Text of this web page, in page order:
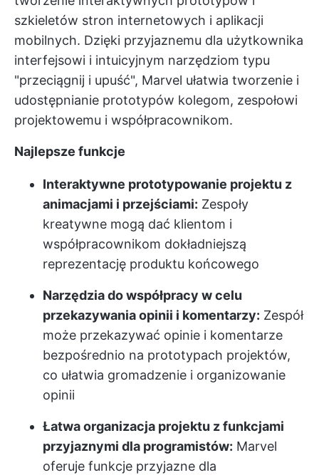
szkieletów stron internetowych i aplikacji
mobilnych. Dzięki przyjaznemu dla użytkownika
interfejsowi i intuicyjnym narzędziom typu
"przeciągnij i upuść", Marvel ułatwia tworzenie i
udostępnianie prototypów kolegom, zespołowi
projektowemu i współpracownikom.
Najlepsze funkcje
Interaktywne prototypowanie projektu z
animacjami i przejściami: Zespoły
kreatywne mogą dać klientom i
współpracownikom dokładniejszą
reprezentację produktu końcowego
Narzędzia do współpracy w celu
przekazywania opinii i komentarzy: Zespół
może przekazywać opinie i komentarze
bezpośrednio na prototypach projektów,
co ułatwia gromadzenie i organizowanie
opinii
Łatwa organizacja projektu z funkcjami
przyjaznymi dla programistów: Marvel
oferuje funkcje przyjazne dla